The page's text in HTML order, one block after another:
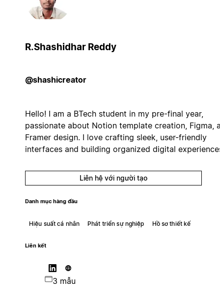
R.Shashidhar Reddy
@shashicreator
Hello! I am a BTech student in my pre-final year,
passionate about Notion template creation, Figma,
Framer design. I love crafting sleek, user-friendly
interfaces and building organized digital
Liên hệ với người tạo
Danh mục hàng đầu
Hiệu suất cá nhân Phát triển sự nghiệp Hồ sơ thiết kế
Liên kết
3 mẫu